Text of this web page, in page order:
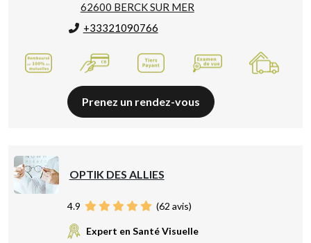
62600 BERCK SUR MER
+33321090766
Prenez un rendez-vous
OPTIK DES ALLIES
4.9 (62 avis)
Expert en Santé Visuelle